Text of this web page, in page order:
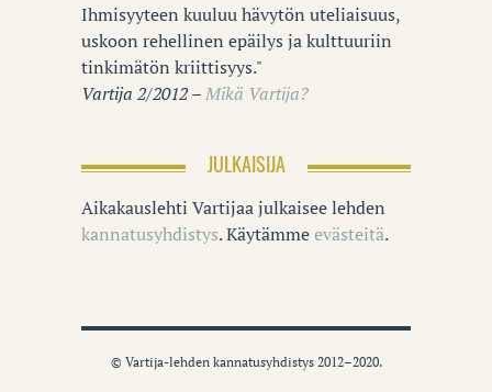
Ihmisyyteen kuuluu hävytön uteliaisuus,
uskoon rehellinen epäilys ja kulttuuriin
tinkimätön kriittisyys."
Vartija 2/2012 –Mikä Vartija?
JULKAISIJA
Aikakauslehti Vartijaa julkaisee lehden
kannatusyhdistys. Käytämmeevästeitä.
© Vartija-lehden kannatusyhdistys 2012–2020.